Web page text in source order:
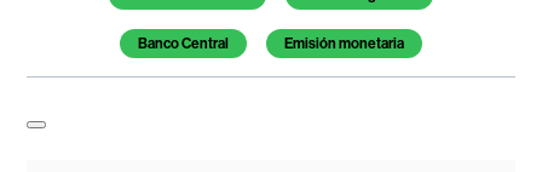
Banco Central Emisión monetaria